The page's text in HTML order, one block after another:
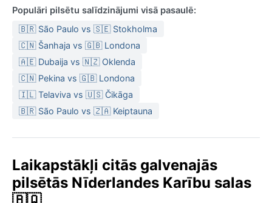
Populāri pilsētu salīdzinājumi visā pasaulē:
🇧🇷 São Paulo vs 🇸🇪 Stokholma
🇨🇳 Šanhaja vs 🇬🇧 Londona
🇦🇪 Dubaija vs 🇳🇿 Oklenda
🇨🇳 Pekina vs 🇬🇧 Londona
🇮🇱 Telaviva vs 🇺🇸 Čikāga
🇧🇷 São Paulo vs 🇿🇦 Keiptauna
Laikapstākļi citās galvenajās
pilsētās Nīderlandes Karību salas